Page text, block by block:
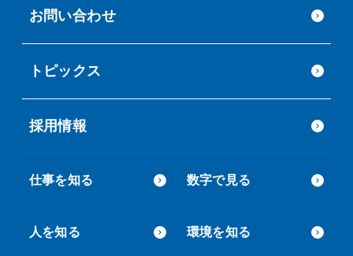
お問い合わせ
トピックス
採用情報
仕事を知る 数字で見る
人を知る 環境を知る